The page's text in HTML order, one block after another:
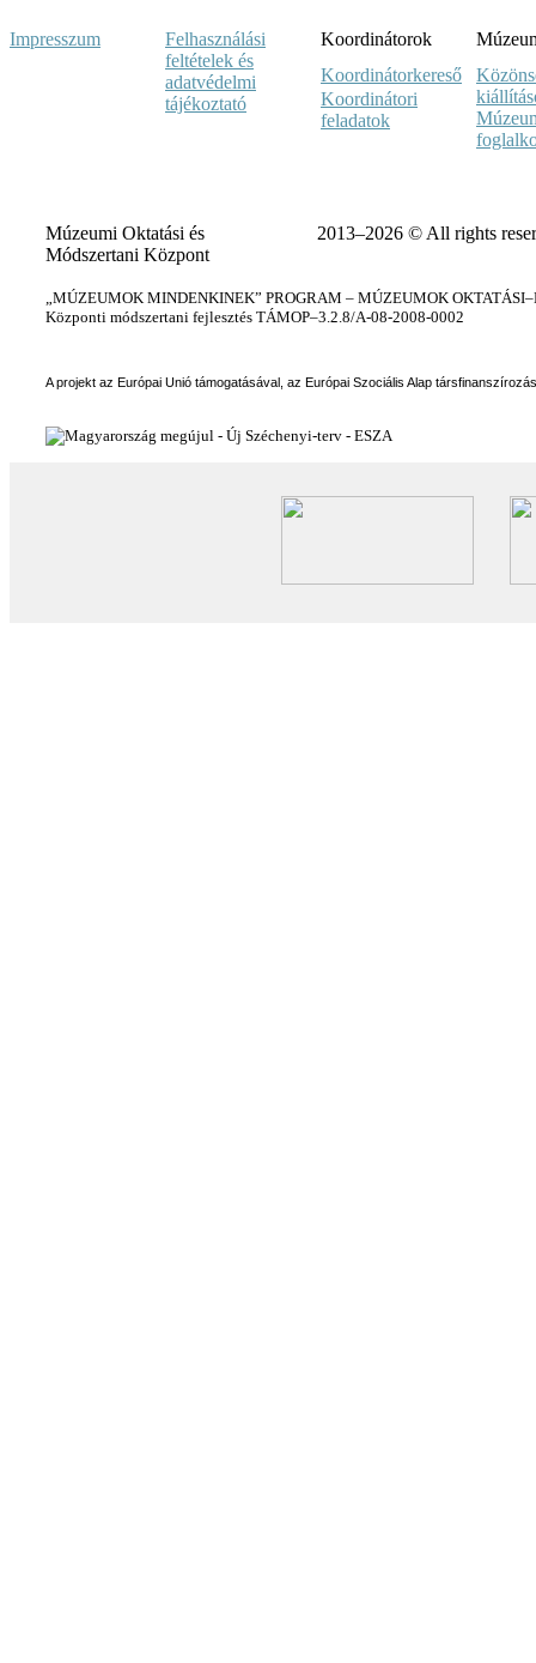
Impresszum
Felhasználási
feltételek és
adatvédelmi
tájékoztató
Koordinátorok
Koordinátorkereső
Koordinátori
feladatok
Múzeumi Oktatási és
Módszertani Központ
2013–2026 © All rights
„MÚZEUMOK MINDENKINEK” PROGRAM – MÚZEUMOK
Központi módszertani fejlesztés TÁMOP–3.2.8/A-08-2008-0002
A projekt az Európai Unió támogatásával, az Európai Szociális Alap